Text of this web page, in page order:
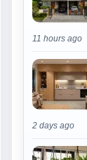
11 hours ago
2 days ago